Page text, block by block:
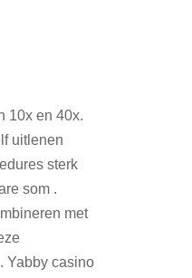
10x en 40x.
uitlenen
sterk
som .
met
Yabby casino